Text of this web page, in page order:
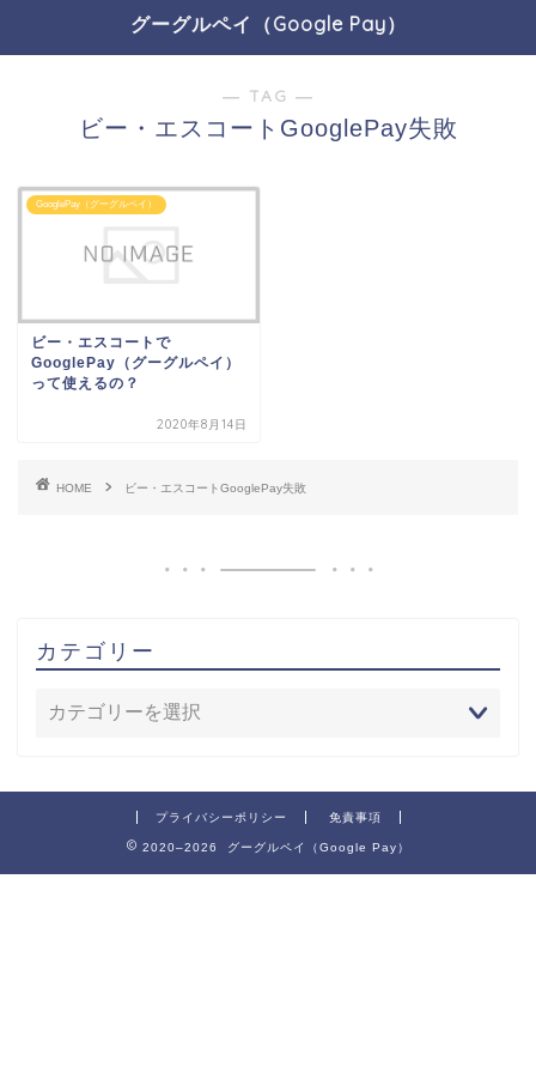
グーグルペイ（Google Pay）
― TAG ―
ビー・エスコートGooglePay失敗
GooglePay（グーグルペイ）
ビー・エスコートで
GooglePay（グーグルペイ）
って使えるの？
2020年8月14日
HOME ビー・エスコートGooglePay失敗
カテゴリー
プライバシーポリシー 免責事項
2020–2026 グーグルペイ（Google Pay）